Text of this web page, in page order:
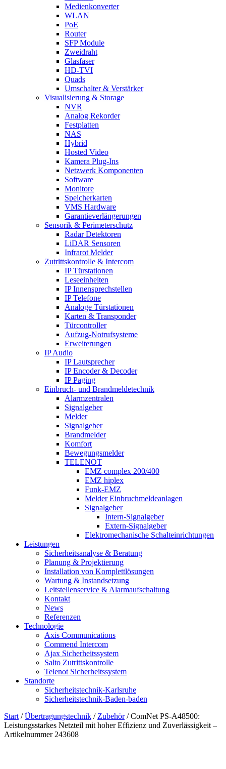
Medienkonverter
WLAN
PoE
Router
SFP Module
Zweidraht
Glasfaser
HD-TVI
Quads
Umschalter & Verstärker
Visualisierung & Storage
NVR
Analog Rekorder
Festplatten
NAS
Hybrid
Hosted Video
Kamera Plug-Ins
Netzwerk Komponenten
Software
Monitore
Speicherkarten
VMS Hardware
Garantieverlängerungen
Sensorik & Perimeterschutz
Radar Detektoren
LiDAR Sensoren
Infrarot Melder
Zutrittskontrolle & Intercom
IP Türstationen
Leseeinheiten
IP Innensprechstellen
IP Telefone
Analoge Türstationen
Karten & Transponder
Türcontroller
Aufzug-Notrufsysteme
Erweiterungen
IP Audio
IP Lautsprecher
IP Encoder & Decoder
IP Paging
Einbruch- und Brandmeldetechnik
Alarmzentralen
Signalgeber
Melder
Signalgeber
Brandmelder
Komfort
Bewegungsmelder
TELENOT
EMZ complex 200/400
EMZ hiplex
Funk-EMZ
Melder Einbruchmeldeanlagen
Signalgeber
Intern-Signalgeber
Extern-Signalgeber
Elektromechanische Schalteinrichtungen
Leistungen
Sicherheitsanalyse & Beratung
Planung & Projektierung​
Installation von Komplettlösungen
Wartung & Instandsetzung
Leitstellenservice & Alarmaufschaltung
Kontakt
News
Referenzen
Technologie
Axis Communications
Commend Intercom
Ajax Sicherheitssystem​
Salto Zutrittskontrolle
Telenot Sicherheitssystem
Standorte
Sicherheitstechnik-Karlsruhe
Sicherheitstechnik-Baden-baden
Start /Übertragungstechnik / Zubehör/ ComNet PS-A48500:
Leistungsstarkes Netzteil mit hoher Effizienz und Zuverlässigkeit –
Artikelnummer 243608